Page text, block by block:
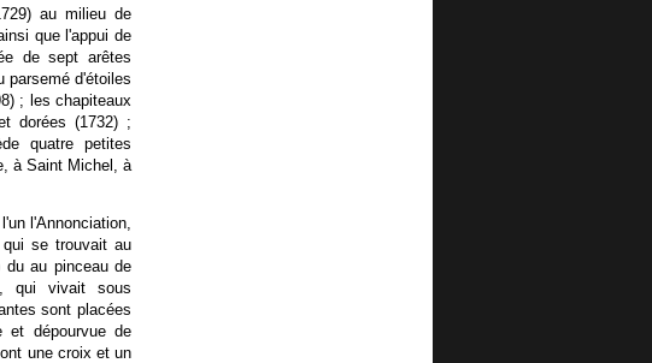
au milieu de
que l'appui de
de sept arêtes
parsemé d'étoiles
; les chapiteaux
dorées (1732) ;
quatre petites
à Saint Michel, à
l'Annonciation,
se trouvait au
au pinceau de
qui vivait sous
sont placées
dépourvue de
une croix et un